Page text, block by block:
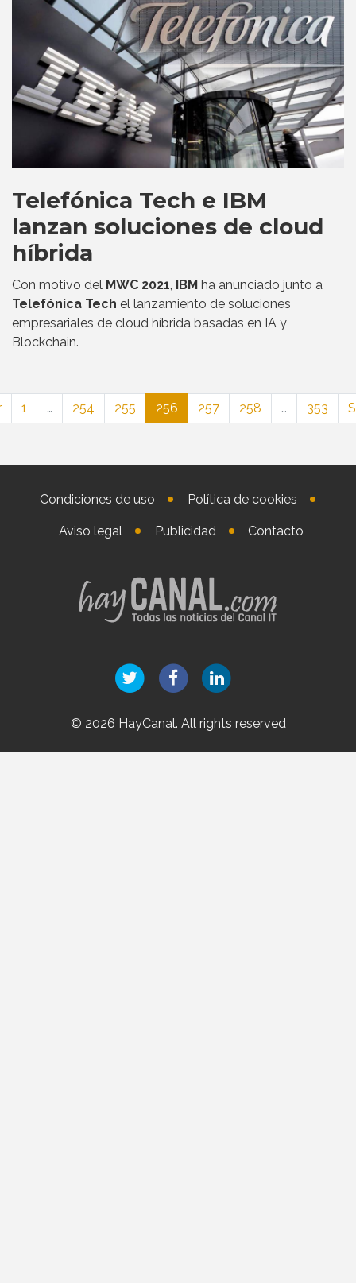
Telefónica Tech e IBM
lanzan soluciones de cloud
híbrida
Con motivo del MWC 2021 IBM ha anunciado junto a
Telefónica Tech el lanzamiento de soluciones
empresariales de cloud híbrida basadas en IA y
Blockchain.
1 … 254 255 256 257 258 … 353
Condiciones de uso Política de cookies
Aviso legal Publicidad Contacto
© 2026 HayCanal. All rights reserved